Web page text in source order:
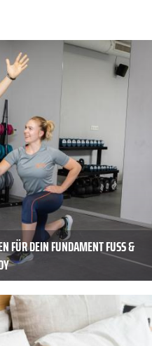
FÜR DEIN FUNDAMENT FUSS & S